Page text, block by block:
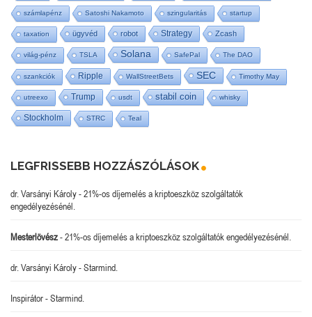
számlapénz Satoshi Nakamoto szingularitás startup
taxation ügyvéd robot Strategy Zcash
világ-pénz TSLA Solana SafePal The DAO
szankciók Ripple WallStreetBets SEC Timothy May
utreexo Trump usdt stabil coin whisky
Stockholm STRC Teal
LEGFRISSEBB HOZZÁSZÓLÁSOK
dr. Varsányi Károly-21%-os díjemelés a kriptoeszköz szolgáltatók
engedélyezésénél.
Mesterlövész-21%-os díjemelés a kriptoeszköz szolgáltatók engedélyezésénél.
dr. Varsányi Károly-Starmind.
Inspirátor-Starmind.